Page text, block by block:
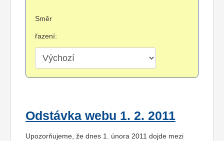
Směr
řazení:
Odstávka webu 1. 2. 2011
Upozorňujeme, že dnes 1. února 2011 dojde mezi